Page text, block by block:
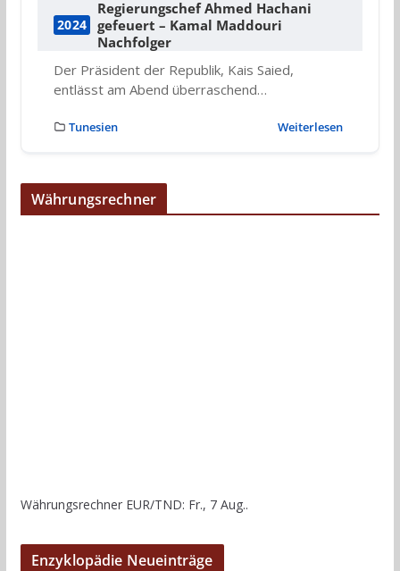
2024
Regierungschef Ahmed Hachani
gefeuert – Kamal Maddouri
Nachfolger
Der Präsident der Republik, Kais Saied,
entlässt am Abend überraschend…
Tunesien Weiterlesen
Währungsrechner
Währungsrechner EUR/TND: Fr., 7 Aug..
Enzyklopädie Neueinträge